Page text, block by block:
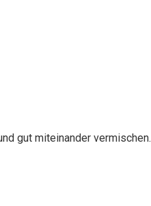
gut miteinander